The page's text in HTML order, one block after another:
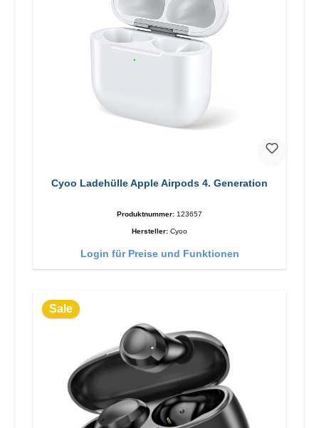
Cyoo Ladehülle Apple Airpods 4. Generation
Produktnummer: 123657
Hersteller: Cyoo
Login für Preise und Funktionen
Sale